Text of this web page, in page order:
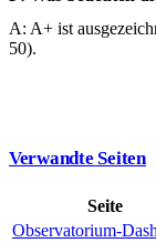
A: A+ ist
50).
Verwandte Seiten
Seite
Observatorium-